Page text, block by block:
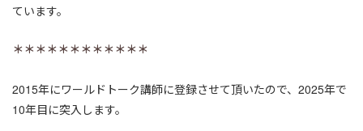
ています。
＊＊＊＊＊＊＊＊＊＊＊＊
2015年にワールドトーク講師に登録させて頂いたので、2025年で
10年目に突入します。